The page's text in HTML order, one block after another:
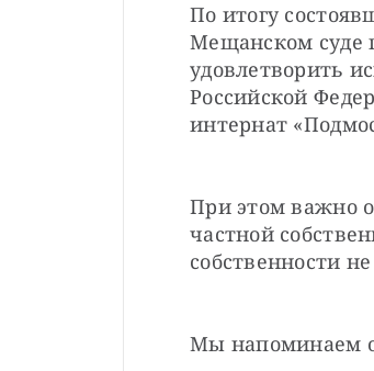
По итогу
Мещанском суде
удовлетворить
Российской
интернат
При этом важно
частной
собственности
Мы напоминаем